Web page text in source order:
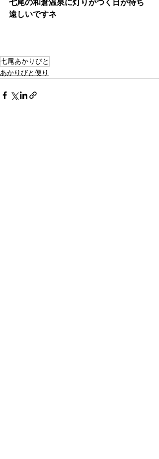
七尾の和倉温泉に灯りがつく日が待ち
遠しいですネ
七尾あかりびと
あかりびと便り